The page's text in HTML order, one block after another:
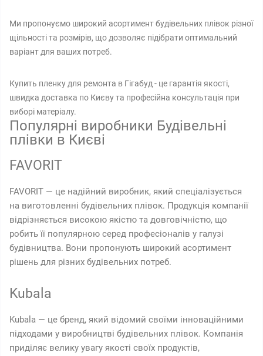
Ми пропонуємо широкий асортимент будівельних плівок різної
щільності та розмірів, що дозволяє підібрати оптимальний
варіант для ваших потреб.
Купить пленку для ремонта в Гігабуд - це гарантія якості,
швидка доставка по Києву та професійна консультація при
виборі матеріалу.
Популярні виробники Будівельні
плівки в Києві
FAVORIT
FAVORIT — це надійний виробник, який спеціалізується
на виготовленні будівельних плівок. Продукція компанії
відрізняється високою якістю та довговічністю, що
робить її популярною серед професіоналів у галузі
будівництва. Вони пропонують широкий асортимент
рішень для різних будівельних потреб.
Kubala
Kubala — це бренд, який відомий своїми інноваційними
підходами у виробництві будівельних плівок. Компанія
приділяє велику увагу якості своїх продуктів,